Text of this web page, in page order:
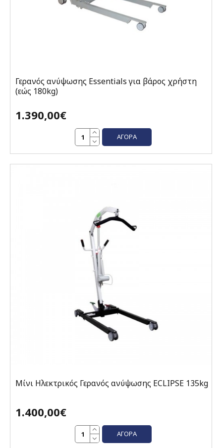
Γερανός ανύψωσης Essentials για βάρος χρήστη
(εώς 180kg)
1.390,00€
ΑΓΟΡΆ
Μίνι Ηλεκτρικός Γερανός ανύψωσης ECLIPSE 135kg
1.400,00€
ΑΓΟΡΆ